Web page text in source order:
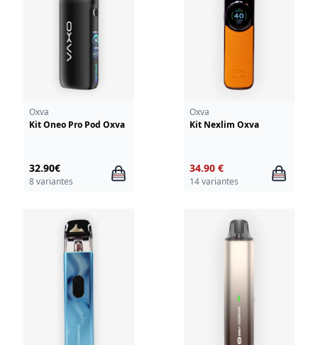
Oxva
Kit Oneo Pro Pod Oxva
32.90€
8 variantes
Oxva
Kit Nexlim Oxva
34.90 €
14 variantes